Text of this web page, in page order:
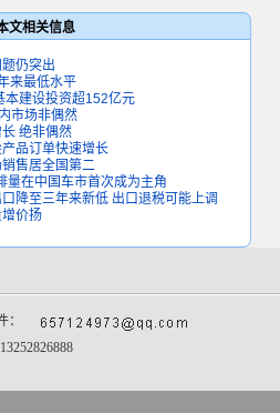
文相关信息
仍突出
来最低水平
本建设投资超152亿元
市场非偶然
绝非偶然
品订单快速增长
售居全国第二
量在中国车市首次成为主角
降至三年来新低 出口退税可能上调
价扬